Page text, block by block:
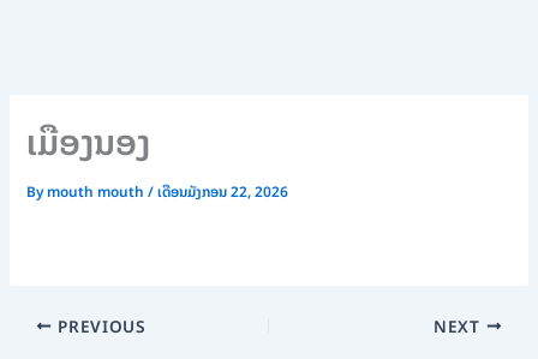
ເມືອງນອງ
Bymouth mouth/ເດືອນມັງກອນ 22, 2026
PREVIOUS NEXT